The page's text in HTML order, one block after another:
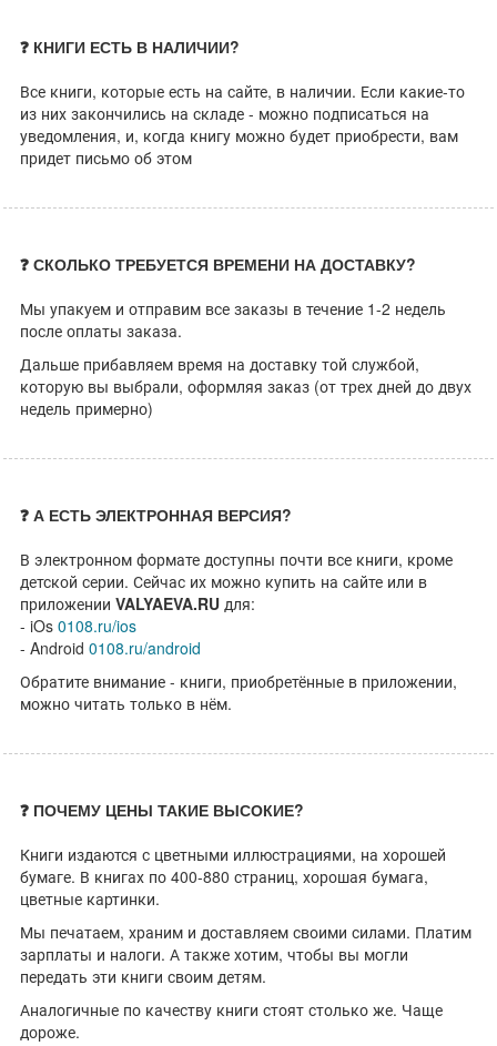
❓ КНИГИ ЕСТЬ В НАЛИЧИИ?
Все книги, которые есть на сайте, в наличии. Если какие-то
из них закончились на складе - можно подписаться на
уведомления, и, когда книгу можно будет приобрести, вам
придет письмо об этом
❓ СКОЛЬКО ТРЕБУЕТСЯ ВРЕМЕНИ НА ДОСТАВКУ?
Мы упакуем и отправим все заказы в течение 1-2 недель
после оплаты заказа.
Дальше прибавляем время на доставку той службой,
которую вы выбрали, оформляя заказ (от трех дней до двух
недель примерно)
❓ А ЕСТЬ ЭЛЕКТРОННАЯ ВЕРСИЯ?
В электронном формате доступны почти все книги, кроме
детской серии. Сейчас их можно купить на сайте или в
приложении VALYAEVA.RU для:
- iOs 0108.ru/ios
- Android 0108.ru/android
Обратите внимание - книги, приобретённые в приложении,
можно читать только в нём.
❓ ПОЧЕМУ ЦЕНЫ ТАКИЕ ВЫСОКИЕ?
Книги издаются с цветными иллюстрациями, на хорошей
бумаге. В книгах по 400-880 страниц, хорошая бумага,
цветные картинки.
Мы печатаем, храним и доставляем своими силами. Платим
зарплаты и налоги. А также хотим, чтобы вы могли
передать эти книги своим детям.
Аналогичные по качеству книги стоят столько же. Чаще
дороже.